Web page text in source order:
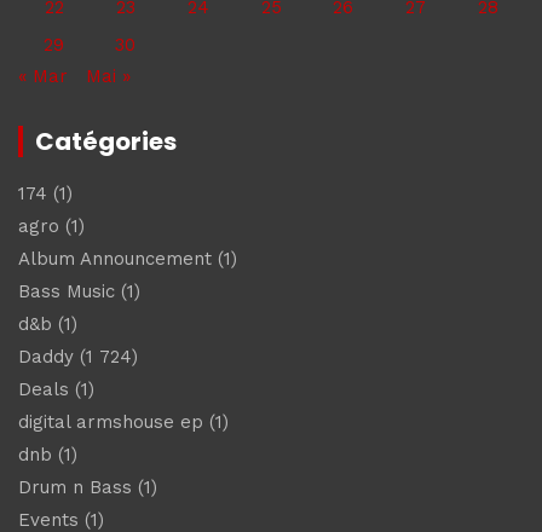
22
23 24 25 26 27
28
29
30
« Mar
Mai »
Catégories
174 (1)
agro (1)
Album Announcement (1)
Bass Music (1)
d&b (1)
Daddy (1 724)
Deals (1)
digital armshouse ep (1)
dnb (1)
Drum n Bass (1)
Events (1)